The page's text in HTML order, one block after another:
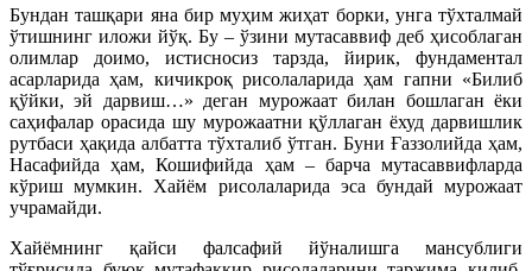
Бундан ташқари яна бир муҳим жиҳат борки, унга тўхталмай
ўтишнинг иложи йўқ. Бу – ўзини мутасаввиф деб ҳисоблаган
олимлар доимо, истисносиз тарзда, йирик, фундаментал
асарларида ҳам, кичикроқ рисолаларида ҳам гапни «Билиб
қўйки, эй дарвиш…» деган мурожаат билан бошлаган ёки
саҳифалар орасида шу мурожаатни қўллаган ёхуд дарвишлик
рутбаси ҳақида албатта тўхталиб ўтган. Буни Ғаззолийда ҳам,
Насафийда ҳам, Кошифийда ҳам – барча мутасаввифларда
кўриш мумкин. Хайём рисолаларида эса бундай мурожаат
учрамайди.
Хайёмнинг қайси фалсафий йўналишга мансублиги